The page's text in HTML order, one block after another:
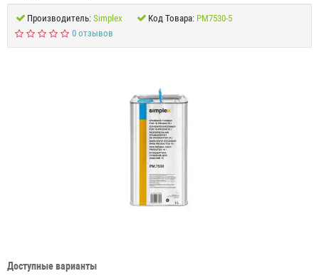
Производитель: Simplex Код Товара: PM7530-5
0 отзывов
Доступные варианты